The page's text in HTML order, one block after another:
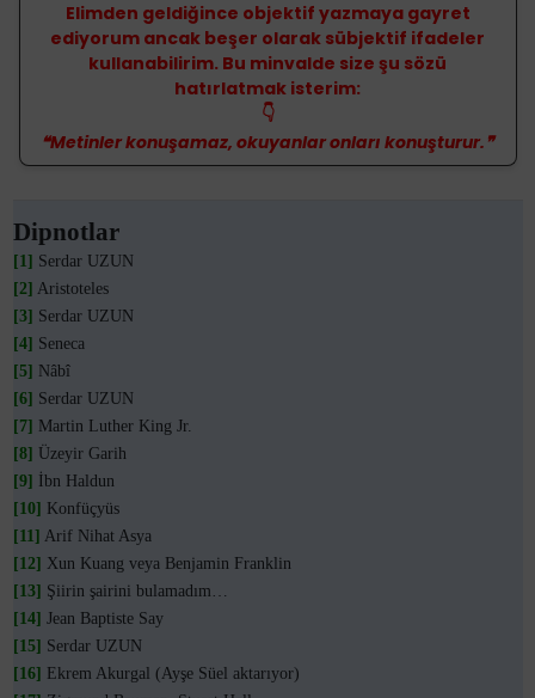
Elimden geldiğince objektif yazmaya gayret
ediyorum ancak beşer olarak sübjektif ifadeler
kullanabilirim. Bu minvalde size şu sözü
hatırlatmak isterim:
👇
❝Metinler konuşamaz, okuyanlar onları konuşturur.❞
Dipnotlar
[1] Serdar UZUN
[2] Aristoteles
[3] Serdar UZUN
[4] Seneca
[5] Nâbî
[6] Serdar UZUN
[7] Martin Luther King Jr.
[8] Üzeyir Garih
[9]
İbn Haldun
[10]
Konfüçyüs
[11] Arif Nihat Asya
[12] Xun Kuang veya Benjamin Franklin
[13] Şiirin şairini bulamadım…
[14] Jean Baptiste Say
[15] Serdar UZUN
[16]
Ekrem Akurgal (Ayşe Süel aktarıyor)